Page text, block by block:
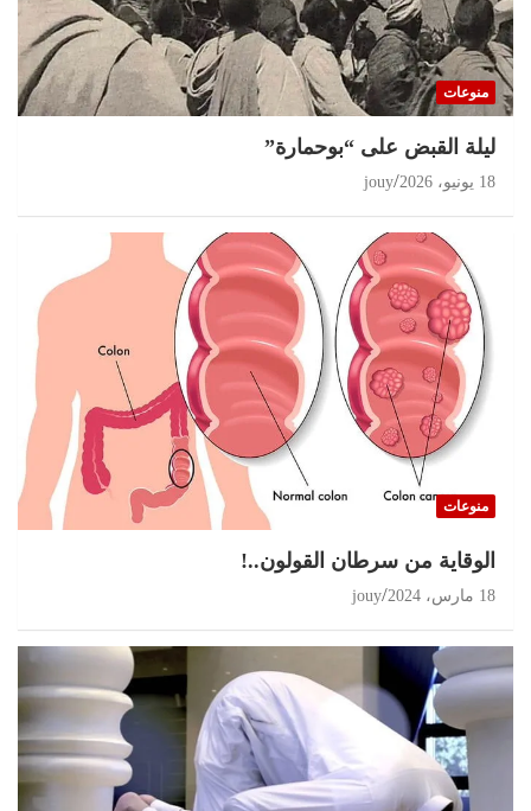
منوعات
ليلة القبض على “بوحمارة”
18 يونيو، 2026 jouy
منوعات
الوقاية من سرطان القولون..!
18 مارس، 2024 jouy